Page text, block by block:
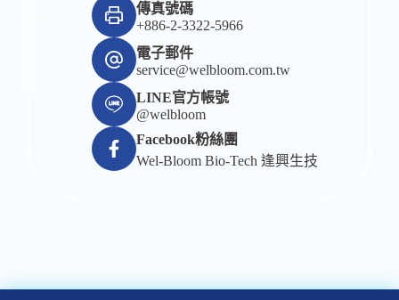
傳真號碼
+886-2-3322-5966
電子郵件
service@welbloom.com.tw
LINE官方帳號
@welbloom
Facebook粉絲團
Wel-Bloom Bio-Tech 逢興生技